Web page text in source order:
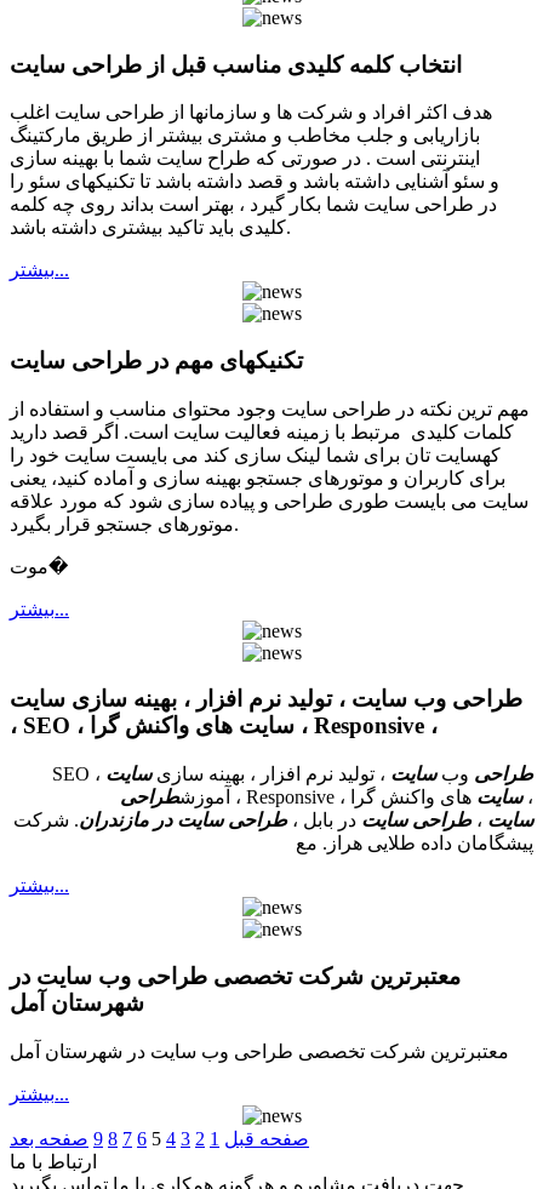
انتخاب کلمه کلیدی مناسب قبل از طراحی سایت
هدف اکثر افراد و شرکت ها و سازمانها از طراحی سایت اغلب
بازاریابی و جلب مخاطب و مشتری بیشتر از طریق مارکتینگ
اینترنتی است . در صورتی که طراح سایت شما با بهینه سازی
و سئو آشنایی داشته باشد و قصد داشته باشد تا تکنیکهای سئو را
در طراحی سایت شما بکار گیرد ، بهتر است بداند روی چه کلمه
کلیدی باید تاکید بیشتری داشته باشد.
بيشتر...
تکنیکهای مهم در طراحی سایت
مهم ترین نکته در طراحی سایت وجود محتوای مناسب و استفاده از
کلمات کلیدی مرتبط با زمینه فعالیت سایت است. اگر قصد دارید
کهسایت تان برای شما لینک سازی کند می بایست سایت خود را
برای کاربران و موتورهای جستجو بهینه سازی و آماده کنید، یعنی
سایت می بایست طوری طراحی و پیاده سازی شود که مورد علاقه
موتورهای جستجو قرار بگیرد.
موت�
بيشتر...
طراحی وب سایت ، تولید نرم افزار ، بهینه سازی سایت
، SEO ، سایت های واکنش گرا ، Responsive ،
طراحی وبسایت ، تولید نرم افزار ، بهینه سازیسایت
، SEO
،سایت های واکنش گرا ، Responsive ، آموزش
طراحی
سایت ،طراحی سایت در بابل ،طراحی سایت در مازندران. شرکت
پیشگامان داده طلایی هراز. مع
بيشتر...
معتبرترین شرکت تخصصی طراحی وب سایت در
شهرستان آمل
معتبرترین شرکت تخصصی طراحی وب سایت در شهرستان آمل
بيشتر...
صفحه قبل 1
2
3
4
5
6
7
8
9 صفحه بعد
ارتباط با ما
جهت دریافت مشاوره و هرگونه همکاری با ما تماس بگیرید